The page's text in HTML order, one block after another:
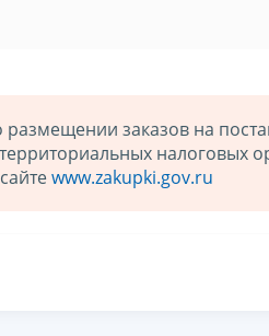
заказов на
налоговых
www.zakupki.gov.ru